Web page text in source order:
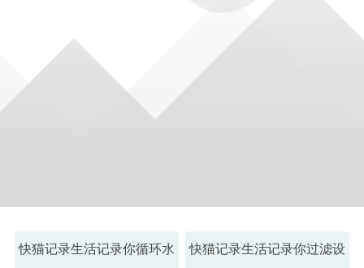
快猫记录生活记录你循环水 快猫记录生活记录你过滤设